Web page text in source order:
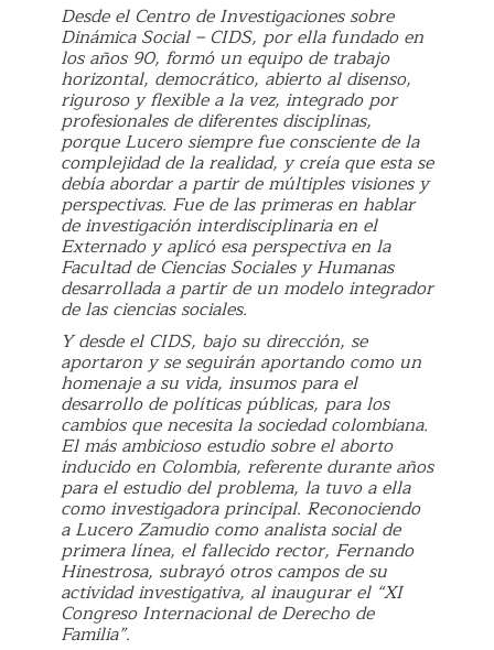
Desde el Centro de Investigaciones sobre
Dinámica Social – CIDS, por ella fundado en
los años 90, formó un equipo de trabajo
horizontal, democrático, abierto al disenso,
riguroso y flexible a la vez, integrado por
profesionales de diferentes disciplinas,
porque Lucero siempre fue consciente de la
complejidad de la realidad, y creía que esta se
debía abordar a partir de múltiples visiones y
perspectivas. Fue de las primeras en hablar
de investigación interdisciplinaria en el
Externado y aplicó esa perspectiva en la
Facultad de Ciencias Sociales y Humanas
desarrollada a partir de un modelo integrador
de las ciencias sociales.
Y desde el CIDS, bajo su dirección, se
aportaron y se seguirán aportando como un
homenaje a su vida, insumos para el
desarrollo de políticas públicas, para los
cambios que necesita la sociedad colombiana.
El más ambicioso estudio sobre el aborto
inducido en Colombia, referente durante años
para el estudio del problema, la tuvo a ella
como investigadora principal. Reconociendo
a Lucero Zamudio como analista social de
primera línea, el fallecido rector, Fernando
Hinestrosa, subrayó otros campos de su
actividad investigativa, al inaugurar el “XI
Congreso Internacional de Derecho de
Familia”.